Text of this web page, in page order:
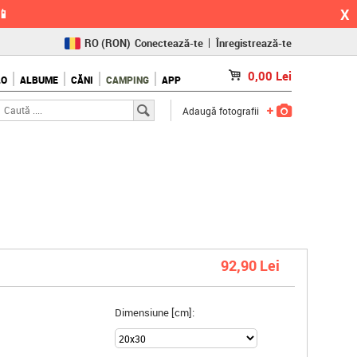
X
(KČ)
SK(€)
RO(RON) Conectează-te Înregistrează-te
ALBUME CĂNI CAMPING APP 0,00 Lei
Adaugă fotografii
92,90 Lei
Dimensiune [cm]: